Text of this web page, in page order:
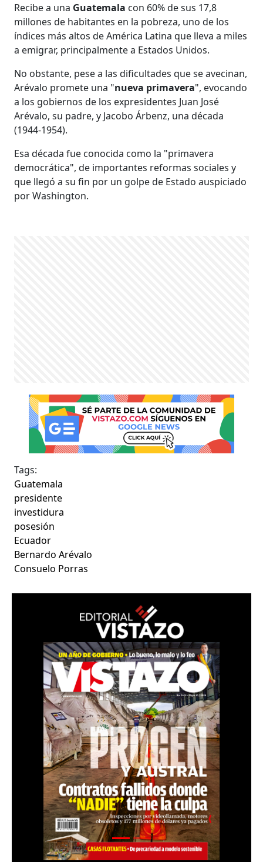
Recibe a una Guatemala con 60% de sus 17,8
millones de habitantes en la pobreza, uno de los
índices más altos de América Latina que lleva a miles
a emigrar, principalmente a Estados Unidos.
No obstante, pese a las dificultades que se avecinan,
Arévalo promete una "nueva primavera", evocando
a los gobiernos de los expresidentes Juan José
Arévalo, su padre, y Jacobo Árbenz, una década
(1944-1954).
Esa década fue conocida como la "primavera
democrática", de importantes reformas sociales y
que llegó a su fin por un golpe de Estado auspiciado
por Washington.
Tags:
Guatemala
presidente
investidura
posesión
Ecuador
Bernardo Arévalo
Consuelo Porras